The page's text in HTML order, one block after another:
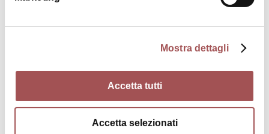
Mostra dettagli
Accetta tutti
Accetta selezionati
tel: +39 0542 23443